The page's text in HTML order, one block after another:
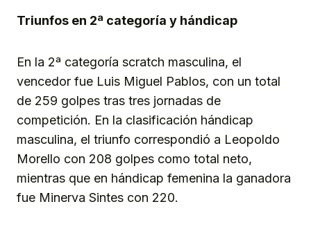
Triunfos en 2ª categoría y hándicap
En la 2ª categoría scratch masculina, el
vencedor fue Luis Miguel Pablos, con un total
de 259 golpes tras tres jornadas de
competición. En la clasificación hándicap
masculina, el triunfo correspondió a Leopoldo
Morello con 208 golpes como total neto,
mientras que en hándicap femenina la ganadora
fue Minerva Sintes con 220.